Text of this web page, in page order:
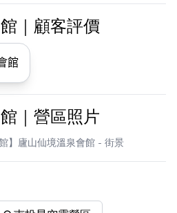
｜顧客評價
館
｜營區照片
】廬山仙境溫泉會館 - 街景